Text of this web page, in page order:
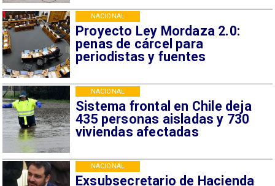
Proyecto Ley Mordaza 2.0:
penas de cárcel para
periodistas y fuentes
NACIONAL
Sistema frontal en Chile deja
435 personas aisladas y 730
viviendas afectadas
NACIONAL
Exsubsecretario de Hacienda
NACIONAL